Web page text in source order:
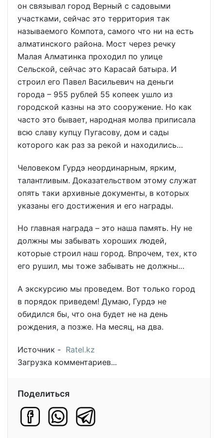
он связывал город Верный с садовыми
участками, сейчас это территория так
называемого Компота, самого что ни на есть
алматинского района. Мост через речку
Малая Алматинка проходил по улице
Сельской, сейчас это Карасай батыра. И
строил его Павел Васильевич на деньги
города – 955 рублей 55 копеек ушло из
городской казны на это сооружение. Но как
часто это бывает, народная молва приписала
всю славу купцу Пугасову, дом и сады
которого как раз за рекой и находились…
Человеком Гурдэ неординарным, ярким,
талантливым. Доказательством этому служат
опять таки архивные документы, в которых
указаны его достижения и его награды.
Но главная награда – это наша память. Ну не
должны мы забывать хороших людей,
которые строил наш город. Впрочем, тех, кто
его рушил, мы тоже забывать не должны…
А экскурсию мы проведем. Вот только город
в порядок приведем! Думаю, Гурдэ не
обидился бы, что она будет не на день
рождения, а позже. На месяц, на два.
Источник - Ratel.kz
Загрузка комментариев...
Поделиться